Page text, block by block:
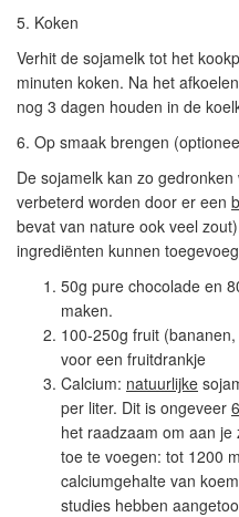
5. Koken
Verhit de sojamelk tot het
minuten koken. Na het
nog 3 dagen houden in de
6. Op smaak brengen
De sojamelk kan zo
verbeterd worden door er een
bevat van nature ook veel
ingrediënten kunnen
50g pure chocolade en
maken.
100-250g fruit
voor een fruitdrankje
Calcium: natuurlijke
per liter. Dit is ongeveer
het raadzaam om aan
toe te voegen: tot 1200
calciumgehalte van
studies hebben